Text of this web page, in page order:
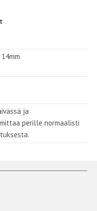
ja
perille normaalisti